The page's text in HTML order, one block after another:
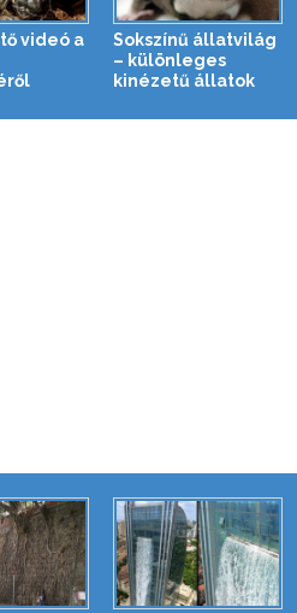
videó a
Sokszínű állatvilág
– különleges
kinézetű állatok